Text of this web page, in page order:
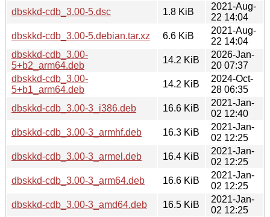
dbskkd-cdb_3.00-5.dsc
1.8 KiB
2021-Aug-
22 14:04
dbskkd-cdb_3.00-5.debian.tar.xz
6.6 KiB
2021-Aug-
22 14:04
dbskkd-cdb_3.00-
5+b2_arm64.deb
14.2 KiB
2026-Jan-
20 07:37
dbskkd-cdb_3.00-
5+b1_arm64.deb
14.2 KiB
2024-Oct-
28 06:35
dbskkd-cdb_3.00-3_i386.deb
16.6 KiB
2021-Jan-
02 12:40
dbskkd-cdb_3.00-3_armhf.deb
16.3 KiB
2021-Jan-
02 12:25
dbskkd-cdb_3.00-3_armel.deb
16.4 KiB
2021-Jan-
02 12:25
dbskkd-cdb_3.00-3_arm64.deb
16.6 KiB
2021-Jan-
02 12:25
dbskkd-cdb_3.00-3_amd64.deb
16.5 KiB
2021-Jan-
02 12:25